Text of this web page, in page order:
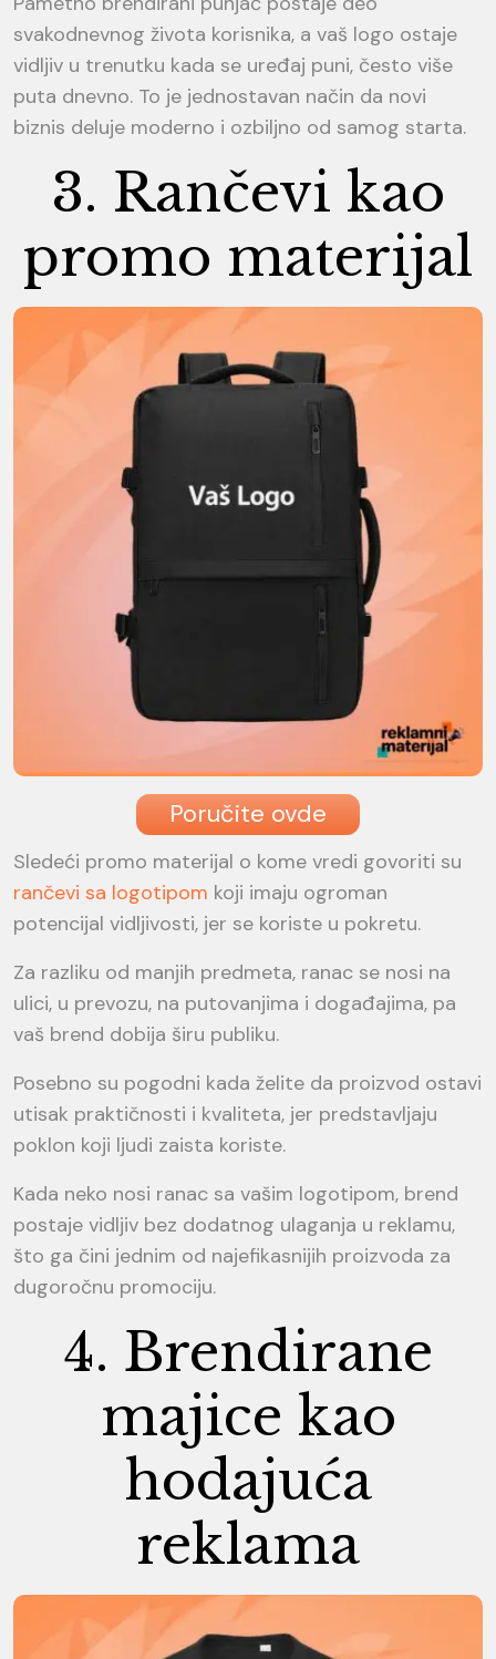
svakodnevnog života korisnika, a vaš logo ostaje
vidljiv u trenutku kada se uređaj puni, često više
puta dnevno. To je jednostavan način da novi
biznis deluje moderno i ozbiljno od samog starta.
3. Rančevi kao
promo materijal
Poručite ovde
Sledeći promo materijal o kome vredi govoriti su
rančevi sa logotipom koji imaju ogroman
potencijal vidljivosti, jer se koriste u pokretu.
Za razliku od manjih predmeta, ranac se nosi na
ulici, u prevozu, na putovanjima i događajima, pa
vaš brend dobija širu publiku.
Posebno su pogodni kada želite da proizvod ostavi
utisak praktičnosti i kvaliteta, jer predstavljaju
poklon koji ljudi zaista koriste.
Kada neko nosi ranac sa vašim logotipom, brend
postaje vidljiv bez dodatnog ulaganja u reklamu,
što ga čini jednim od najefikasnijih proizvoda za
dugoročnu promociju.
4. Brendirane
majice kao
hodajuća
reklama